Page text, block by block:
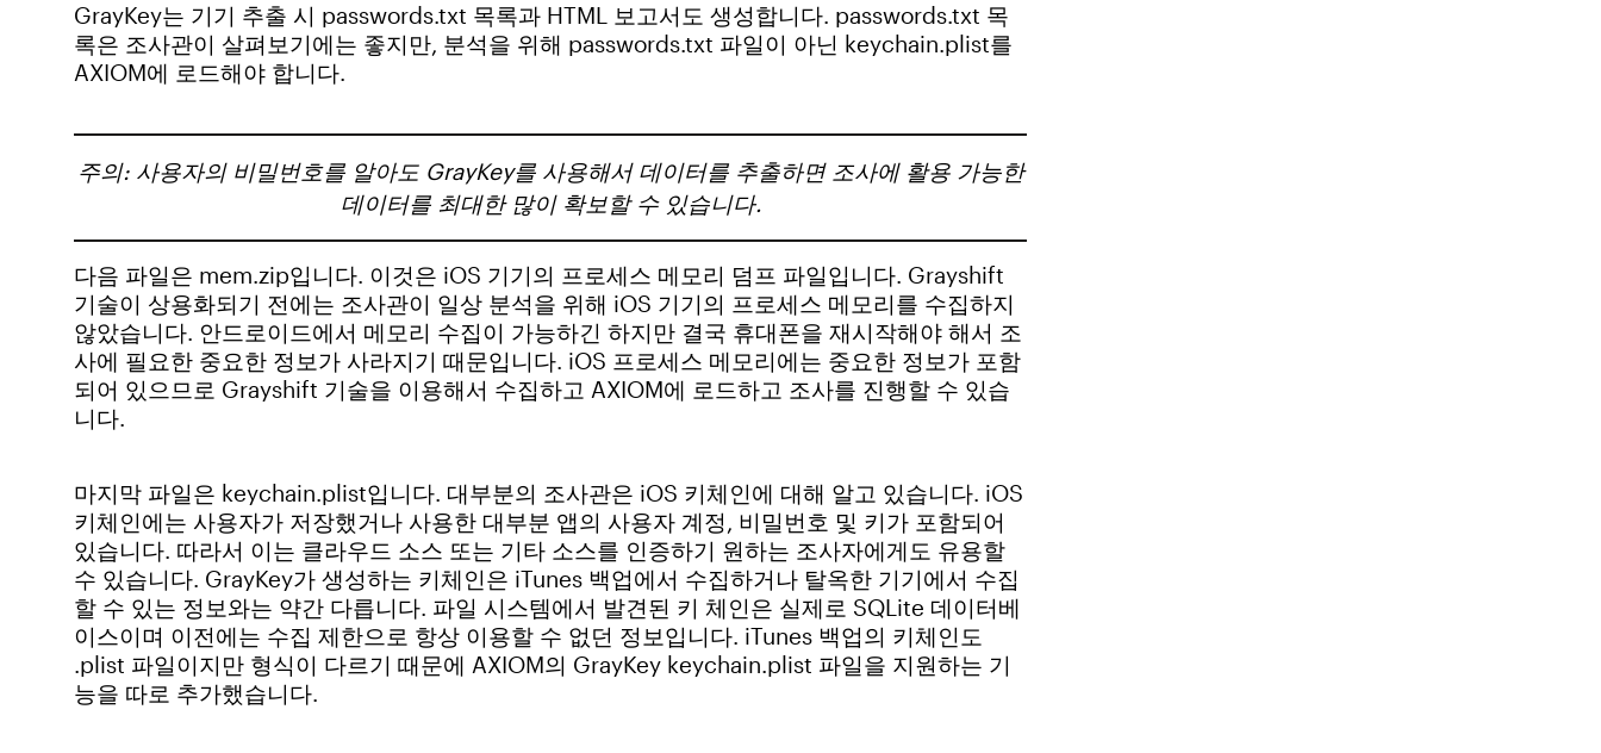
GrayKey는 기기 추출 시 passwords.txt 목록과 HTML 보고서도 생성합니다. passwords.txt 목
록은 조사관이 살펴보기에는 좋지만, 분석을 위해 passwords.txt 파일이 아닌 keychain.plist를
AXIOM에 로드해야 합니다.
주의: 사용자의 비밀번호를 알아도 GrayKey를 사용해서 데이터를 추출하면 조사에 활용 가능한
데이터를 최대한 많이 확보할 수 있습니다.
다음 파일은 mem.zip입니다. 이것은 iOS 기기의 프로세스 메모리 덤프 파일입니다. Grayshift
기술이 상용화되기 전에는 조사관이 일상 분석을 위해 iOS 기기의 프로세스 메모리를 수집하지
않았습니다. 안드로이드에서 메모리 수집이 가능하긴 하지만 결국 휴대폰을 재시작해야 해서 조
사에 필요한 중요한 정보가 사라지기 때문입니다. iOS 프로세스 메모리에는 중요한 정보가 포함
되어 있으므로 Grayshift 기술을 이용해서 수집하고 AXIOM에 로드하고 조사를 진행할 수 있습
니다.
마지막 파일은 keychain.plist입니다. 대부분의 조사관은 iOS 키체인에 대해 알고 있습니다. iOS
키체인에는 사용자가 저장했거나 사용한 대부분 앱의 사용자 계정, 비밀번호 및 키가 포함되어
있습니다. 따라서 이는 클라우드 소스 또는 기타 소스를 인증하기 원하는 조사자에게도 유용할
수 있습니다. GrayKey가 생성하는 키체인은 iTunes 백업에서 수집하거나 탈옥한 기기에서 수집
할 수 있는 정보와는 약간 다릅니다. 파일 시스템에서 발견된 키 체인은 실제로 SQLite 데이터베
이스이며 이전에는 수집 제한으로 항상 이용할 수 없던 정보입니다. iTunes 백업의 키체인도
.plist 파일이지만 형식이 다르기 때문에 AXIOM의 GrayKey keychain.plist 파일을 지원하는 기
능을 따로 추가했습니다.